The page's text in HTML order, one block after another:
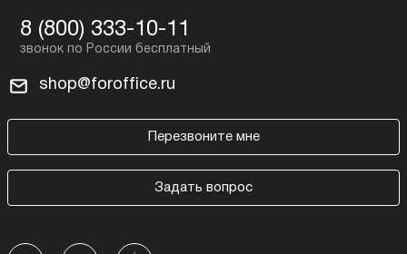
8 (800) 333-10-11
shop@foroffice.ru
Перезвоните мне
Задать вопрос